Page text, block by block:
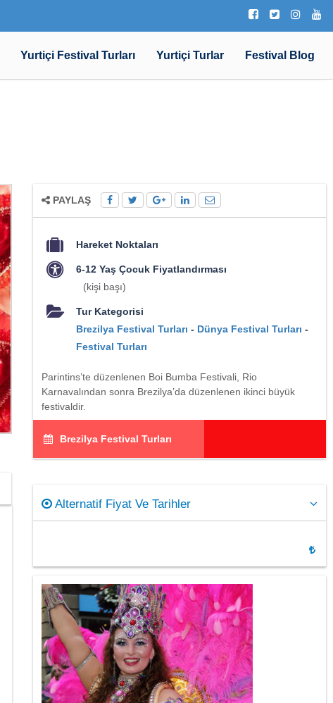
Yurtiçi Festival Turları Yurtiçi Turlar Festival Blog
PAYLAŞ
Hareket Noktaları
6-12 Yaş Çocuk Fiyatlandırması
(kişi başı)
Tur Kategorisi
Brezilya Festival Turları - Dünya Festival Turları -
Festival Turları
Parintins’te düzenlenen Boi Bumba Festivali, Rio
Karnavalından sonra Brezilya’da düzenlenen ikinci büyük
festivaldir.
Brezilya Festival Turları
Alternatif Fiyat Ve Tarihler